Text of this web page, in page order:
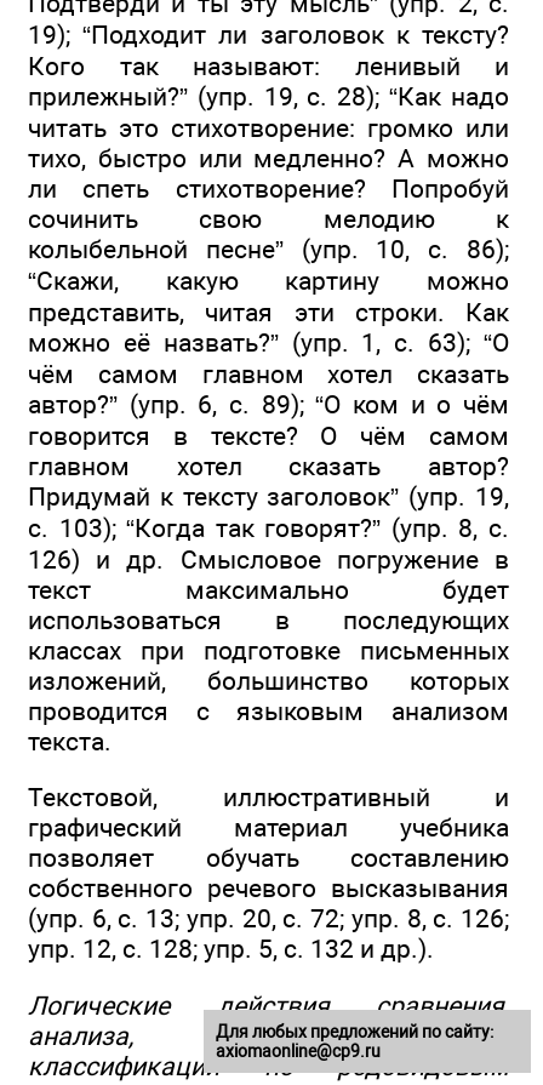
19); “Подходит ли заголовок к тексту?
Кого так называют: ленивый и
прилежный?” (упр. 19, с. 28); “Как надо
читать это стихотворение: громко или
тихо, быстро или медленно? А можно
ли спеть стихотворение? Попробуй
сочинить свою мелодию к
колыбельной песне” (упр. 10, с. 86);
“Скажи, какую картину можно
представить, читая эти строки. Как
можно её назвать?” (упр. 1, с. 63); “О
чём самом главном хотел сказать
автор?” (упр. 6, с. 89); “О ком и о чём
говорится в тексте? О чём самом
главном хотел сказать автор?
Придумай к тексту заголовок” (упр. 19,
с. 103); “Когда так говорят?” (упр. 8, с.
126) и др. Смысловое погружение в
текст максимально будет
использоваться в последующих
классах при подготовке письменных
изложений, большинство которых
проводится с языковым анализом
текста.
Текстовой, иллюстративный и
графический материал учебника
позволяет обучать составлению
собственного речевого высказывания
(упр. 6, с. 13; упр. 20, с. 72; упр. 8, с. 126;
упр. 12, с. 128; упр. 5, с. 132 и др.).
Логические действия сравнения,
анализа, синтеза, обобщения,
классификации по родовидовым
Для любых предложений по сайту:
axiomaonline@cp9.ru